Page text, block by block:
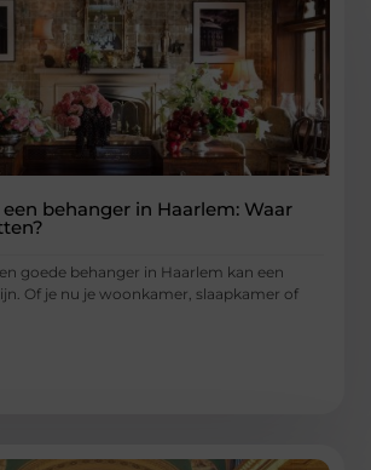
behanger in Haarlem: Waar
goede behanger in Haarlem kan een
Of je nu je woonkamer, slaapkamer of